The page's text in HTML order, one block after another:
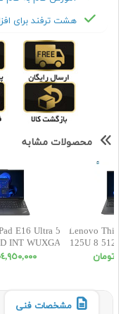
هشت ترفند برای
محصولات مشابه
E16 Ultra 5
INT WUXGA
٢٠٤,٩٥٠,٠٠٠
Lenovo
125U 8
مشخصات فنی